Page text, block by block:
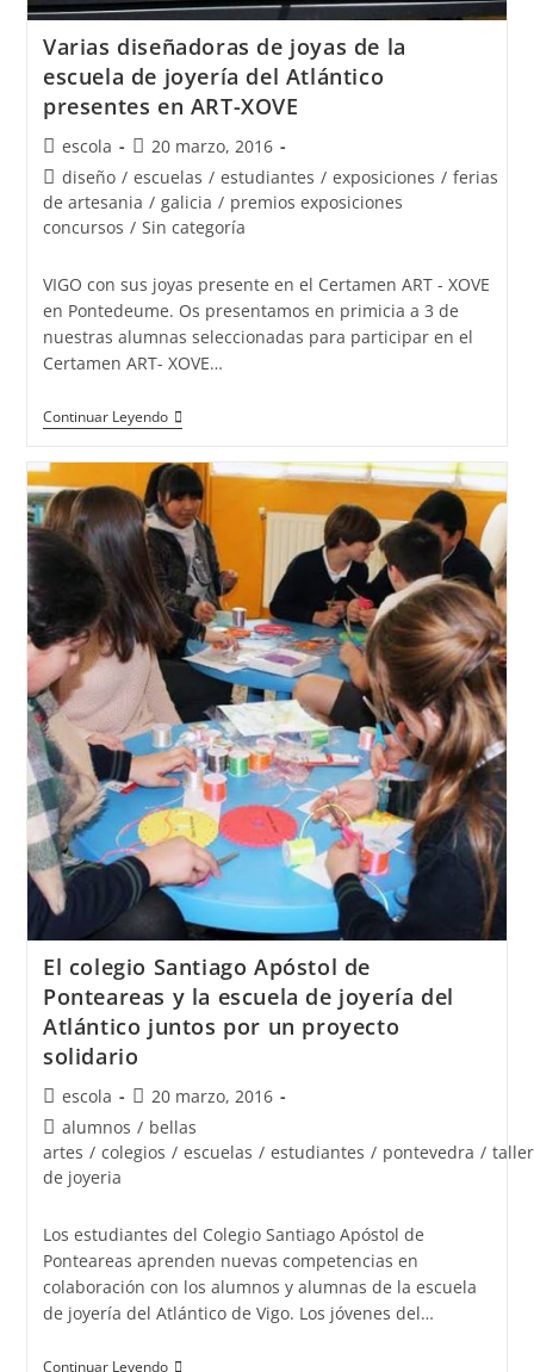
Varias diseñadoras de joyas de la
escuela de joyería del Atlántico
presentes en ART-XOVE
Autor
de
la
entrada:
escola
Publicación
de
la
entrada:
20 marzo, 2016
Categoría
de
la
diseño / escuelas / estudiantes / exposiciones / ferias
de artesania / galicia / premios exposiciones
concursos / Sin categoría
VIGO con sus joyas presente en el Certamen ART - XOVE
en Pontedeume. Os presentamos en primicia a 3 de
nuestras alumnas seleccionadas para participar en el
Certamen ART- XOVE…
Continuar Leyendo
Varias
de
joyas
de
la
escuela
de
joyería
del
Atlántico
presentes
en
ART-
XOVE
El colegio Santiago Apóstol de
Ponteareas y la escuela de joyería del
Atlántico juntos por un proyecto
solidario
Autor
de
la
entrada:
escola
Publicación
de
la
20 marzo, 2016
Categoría
de
la
alumnos / bellas
artes / colegios / escuelas / estudiantes / pontevedra /
de joyeria
Los estudiantes del Colegio Santiago Apóstol de
Ponteareas aprenden nuevas competencias en
colaboración con los alumnos y alumnas de la escuela
de joyería del Atlántico de Vigo. Los jóvenes del…
Continuar Leyendo El